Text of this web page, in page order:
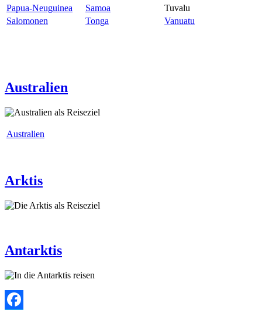
Papua-Neuguinea
Salomonen
Samoa
Tonga
Tuvalu
Vanuatu
Australien
Australien
Arktis
Antarktis